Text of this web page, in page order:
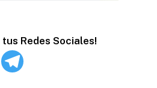
tus Redes Sociales!